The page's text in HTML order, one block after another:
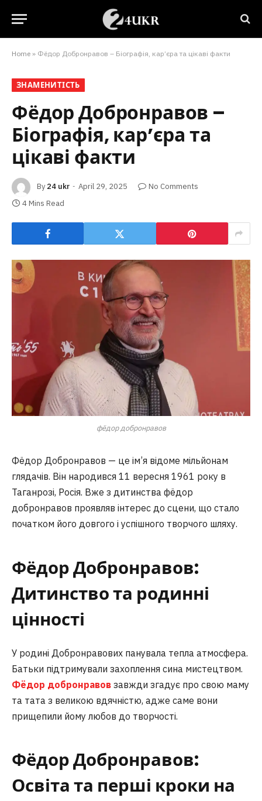
Home » Фёдор Добронравов – Біографія, кар’єра та цікаві факти
ЗНАМЕНИТІСТЬ
Фёдор Добронравов –
Біографія, кар’єра та
цікаві факти
By 24 ukr April 29, 2025
No Comments
4 Mins Read
фёдор добронравов
Фёдор Добронравов — це ім’я відоме мільйонам
глядачів. Він народився 11 вересня 1961 року в
Таганрозі, Росія. Вже з дитинства фёдор
добронравов проявляв інтерес до сцени, що стало
початком його довгого і успішного творчого шляху.
Фёдор Добронравов:
Дитинство та родинні
цінності
У родині Добронравових панувала тепла атмосфера.
Батьки підтримували захоплення сина мистецтвом.
Фёдор добронравов завжди згадує про свою маму
та тата з великою вдячністю, адже саме вони
прищепили йому любов до творчості.
Фёдор Добронравов:
Освіта та перші кроки на